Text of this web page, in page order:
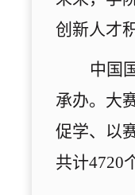
创新人才
中国
承办。大
促学、以
共计4720